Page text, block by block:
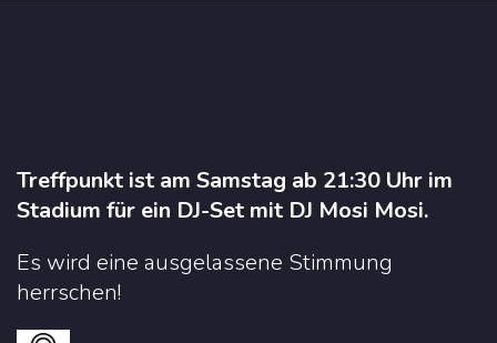
Treffpunkt ist am Samstag ab 21:30 Uhr im
Stadium für ein DJ-Set mit DJ Mosi Mosi.
Es wird eine ausgelassene Stimmung
herrschen!